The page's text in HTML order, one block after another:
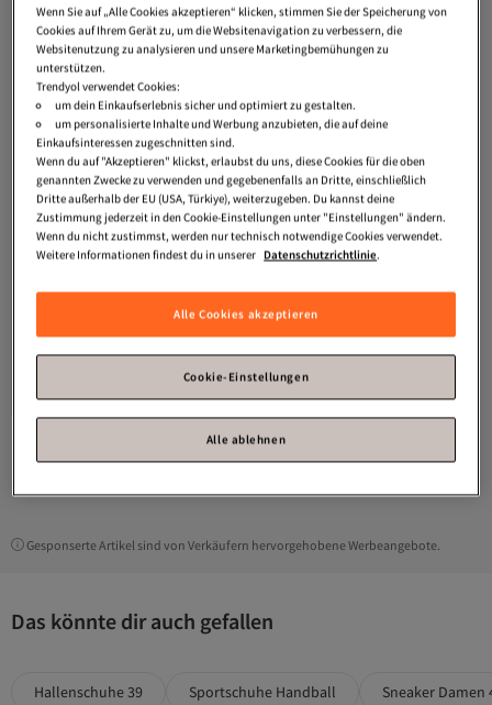
Platz 8 der Top-Favoriten
adidas
F50 Club Vel Tf J Unisex
Kinder-Hallenschuhe JS1487
Versand Kostenlos
85,77€
Gesponserte Artikel sind von Verkäufern hervorgehobene Werbeangebote.
Das könnte dir auch gefallen
Hallenschuhe 39 Sportschuhe Handball Sneaker Damen
Wenn Sie auf „Alle Cookies akzeptieren“ klicken, stimmen Sie der Speicherung von
Cookies auf Ihrem Gerät zu, um die Websitenavigation zu verbessern, die
Websitenutzung zu analysieren und unsere Marketingbemühungen zu
unterstützen.
Trendyol verwendet Cookies:
um dein Einkaufserlebnis sicher und optimiert zu gestalten.
um personalisierte Inhalte und Werbung anzubieten, die auf deine
Einkaufsinteressen zugeschnitten sind.
Wenn du auf "Akzeptieren" klickst, erlaubst du uns, diese Cookies für die oben
genannten Zwecke zu verwenden und gegebenenfalls an Dritte, einschließlich
Dritte außerhalb der EU (USA, Türkiye), weiterzugeben. Du kannst deine
Zustimmung jederzeit in den Cookie-Einstellungen unter "Einstellungen" ändern.
Wenn du nicht zustimmst, werden nur technisch notwendige Cookies verwendet.
Weitere Informationen findest du in unserer Datenschutzrichtlinie.
Alle Cookies akzeptieren
Cookie-Einstellungen
Alle ablehnen